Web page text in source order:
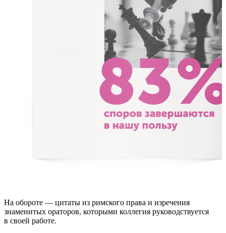
На обороте — цитаты из римского права и изречения
знаменитых ораторов, которыми коллегия руководствуется
в своей работе.